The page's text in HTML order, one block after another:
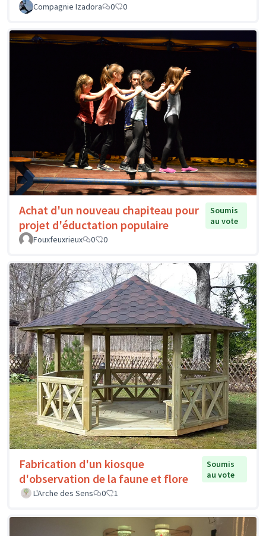
Compagnie Izadora
0 0
Achat d'un nouveau chapiteau pour
projet d'éductation populaire
Soumis
au vote
Fouxfeuxrieux
0 0
Fabrication d'un kiosque
d'observation de la faune et flore
Soumis
au vote
L'Arche des Sens
0 1